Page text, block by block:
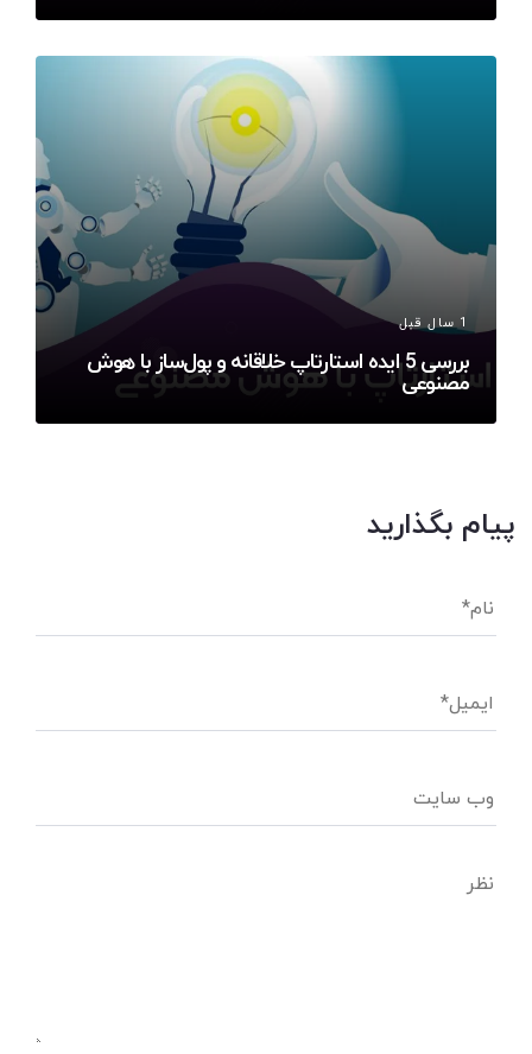
1 سال قبل
بررسی 5 ایده استارتاپ خلاقانه و پول‌ساز با هوش
مصنوعی
پیام بگذارید